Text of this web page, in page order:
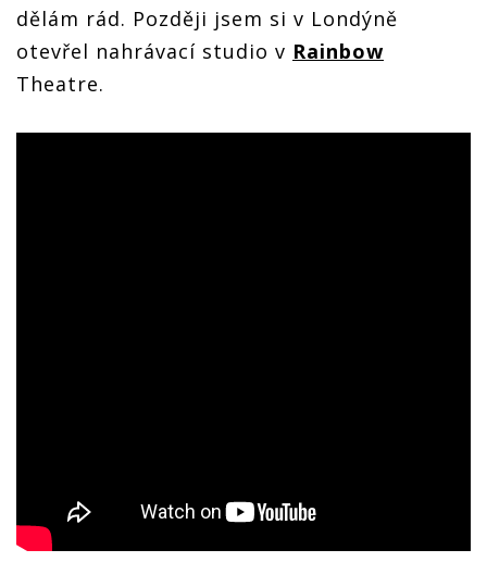
dělám rád. Později jsem si v Londýně
otevřel nahrávací studio v Rainbow
Theatre.